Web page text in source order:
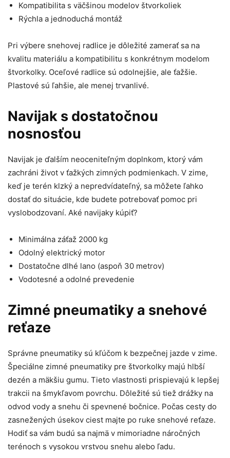
Kompatibilita s väčšinou modelov štvorkoliek
Rýchla a jednoduchá montáž
Pri výbere snehovej radlice je dôležité zamerať sa na
kvalitu materiálu a kompatibilitu s konkrétnym modelom
štvorkolky. Oceľové radlice sú odolnejšie, ale ťažšie.
Plastové sú ľahšie, ale menej trvanlivé.
Navijak s dostatočnou
nosnosťou
Navijak je ďalším neoceniteľným doplnkom, ktorý vám
zachráni život v ťažkých zimných podmienkach. V zime,
keď je terén klzký a nepredvídateľný, sa môžete ľahko
dostať do situácie, kde budete potrebovať pomoc pri
vyslobodzovaní. Aké navijaky kúpiť?
Minimálna záťaž 2000 kg
Odolný elektrický motor
Dostatočne dlhé lano (aspoň 30 metrov)
Vodotesné a odolné prevedenie
Zimné pneumatiky a snehové
reťaze
Správne pneumatiky sú kľúčom k bezpečnej jazde v zime.
Špeciálne zimné pneumatiky pre štvorkolky majú hlbší
dezén a mäkšiu gumu. Tieto vlastnosti prispievajú k lepšej
trakcii na šmykľavom povrchu. Dôležité sú tiež drážky na
odvod vody a snehu či spevnené bočnice. Počas cesty do
zasnežených úsekov ciest majte po ruke snehové reťaze.
Hodiť sa vám budú sa najmä v mimoriadne náročných
terénoch s vysokou vrstvou snehu alebo ľadu.